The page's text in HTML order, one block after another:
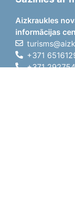
Aizkraukles
informācijas
+371
+371